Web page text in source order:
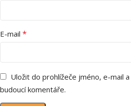
E-mail *
Uložit do prohlížeče jméno, e-mail
budoucí komentáře.